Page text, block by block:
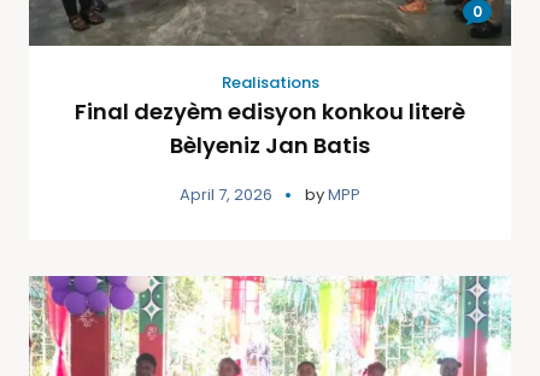
0
Realisations
Final dezyèm edisyon konkou literè
Bèlyeniz Jan Batis
April 7, 2026 byMPP